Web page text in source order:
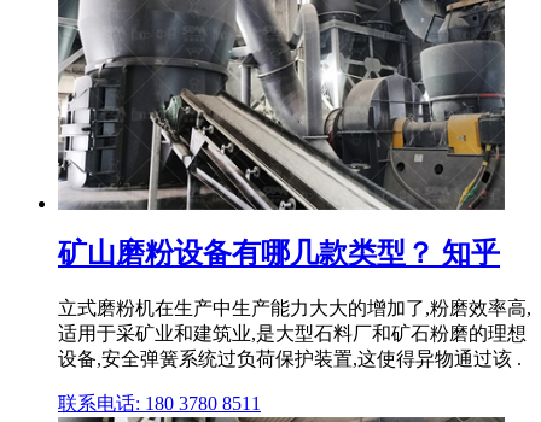
矿山磨粉设备有哪几款类型？ 知乎
立式磨粉机在生产中生产能力大大的增加了,粉磨效率高,
适用于采矿业和建筑业,是大型石料厂和矿石粉磨的理想
设备,安全弹簧系统过负荷保护装置,这使得异物通过该 .
联系电话: 180 3780 8511